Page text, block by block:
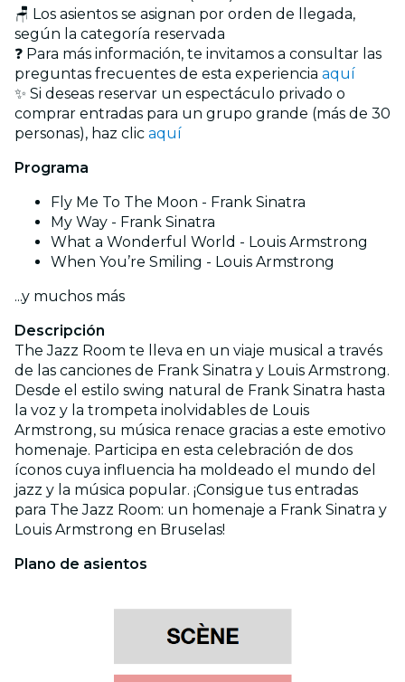
🪑 Los asientos se asignan por orden de llegada,
según la categoría reservada
❓ Para más información, te invitamos a consultar las
preguntas frecuentes de esta experiencia aquí
✨ Si deseas reservar un espectáculo privado o
comprar entradas para un grupo grande (más de 30
personas), haz clic aquí
Programa
Fly Me To The Moon - Frank Sinatra
My Way - Frank Sinatra
What a Wonderful World - Louis Armstrong
When You’re Smiling - Louis Armstrong
...y muchos más
Descripción
The Jazz Room te lleva en un viaje musical a través
de las canciones de Frank Sinatra y Louis Armstrong.
Desde el estilo swing natural de Frank Sinatra hasta
la voz y la trompeta inolvidables de Louis
Armstrong, su música renace gracias a este emotivo
homenaje. Participa en esta celebración de dos
íconos cuya influencia ha moldeado el mundo del
jazz y la música popular. ¡Consigue tus entradas
para The Jazz Room: un homenaje a Frank Sinatra y
Louis Armstrong en Bruselas!
Plano de asientos